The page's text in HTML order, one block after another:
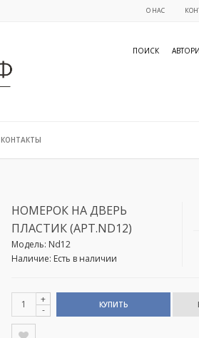
О НАС
ПОИСК
КОНТАКТЫ
НОМЕРОК НА ДВЕРЬ
ПЛАСТИК (АРТ.ND12)
Модель: Nd12
Наличие: Есть в наличии
+
-
КУПИТЬ